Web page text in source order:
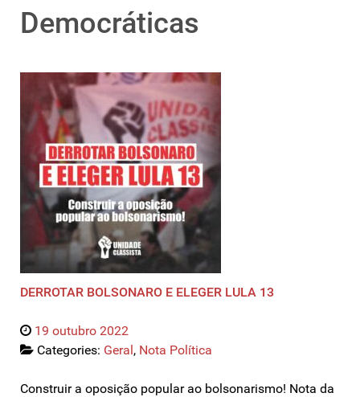
Democráticas
DERROTAR BOLSONARO E ELEGER LULA 13
19 outubro 2022
Categories: Geral, Nota Política
Construir a oposição popular ao bolsonarismo! Nota da